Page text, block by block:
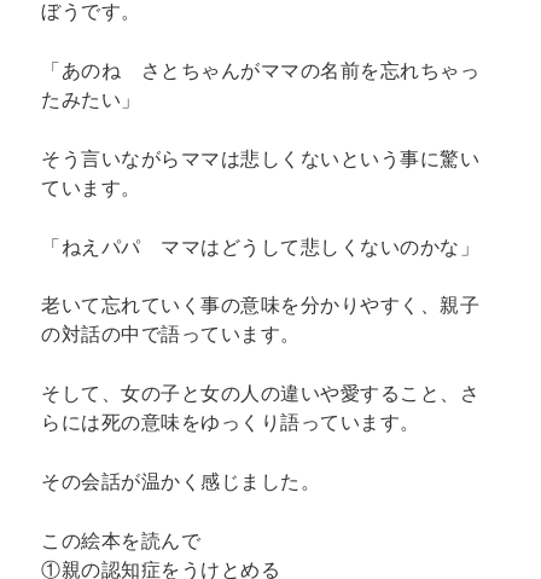
ぼうです。
「あのね さとちゃんがママの名前を忘れちゃっ
たみたい」
そう言いながらママは悲しくないという事に驚い
ています。
「ねえパパ ママはどうして悲しくないのかな」
老いて忘れていく事の意味を分かりやすく、親子
の対話の中で語っています。
そして、女の子と女の人の違いや愛すること、さ
らには死の意味をゆっくり語っています。
その会話が温かく感じました。
この絵本を読んで
①親の認知症をうけとめる